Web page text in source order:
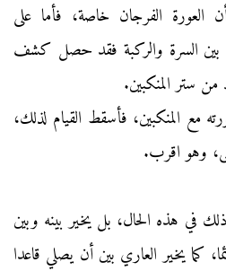
العورة الفرجان خاصة، فأما على
بين السرة والركبة فقد حصل كشف
ستر المنكبين.
مع المنكبين، فأسقط القيام لذلك،
وهو اقرب.
في هذه الحال، بل يخير بينه وبين
كما يخير العاري بين أن يصلي قاعدا